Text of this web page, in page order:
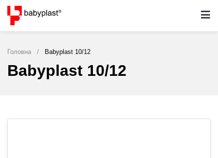
Головна / Babyplast 10/12​
Babyplast 10/12​